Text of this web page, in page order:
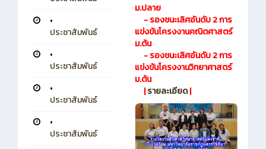
•
ประชาสัมพันธ์
•
ประชาสัมพันธ์
•
ประชาสัมพันธ์
•
ประชาสัมพันธ์
ม.ปลาย
- รองชนะเลิศอันดับ 2 การ
แข่งขันโครงงานคณิตศาสตร์
ม.ต้น
- รองชนะเลิศอันดับ 2 การ
แข่งขันโครงงานวิทยาศาสตร์
ม.ต้น
|รายละเอียด|